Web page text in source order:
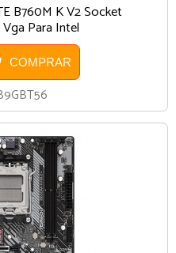
B760M K V2 Socket
Para Intel
COMPRAR